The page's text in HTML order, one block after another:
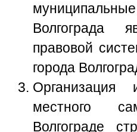
Волгограда
правовой
города
Организация
местного
Волгограде